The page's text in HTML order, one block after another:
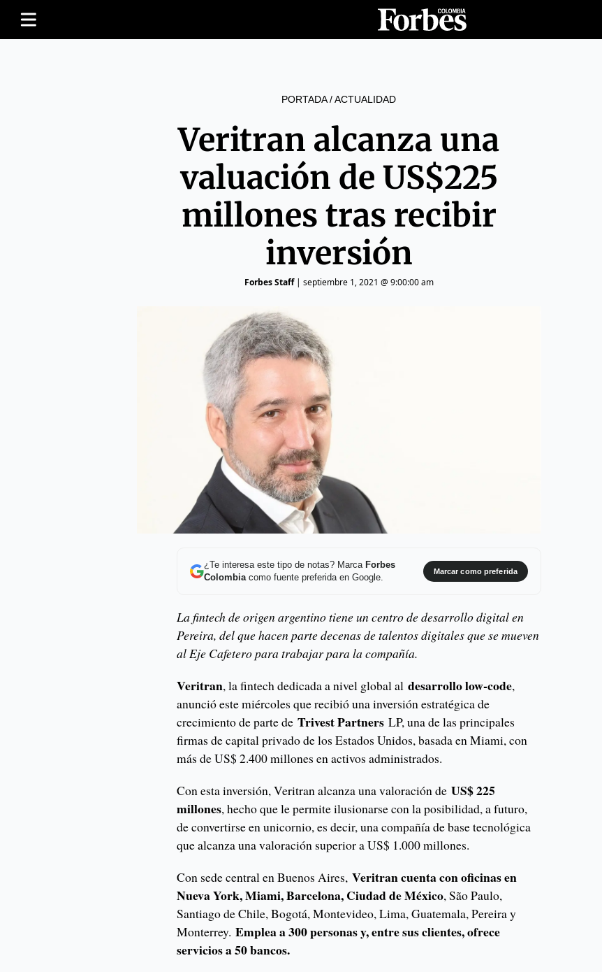
PORTADA/ACTUALIDAD
Veritran alcanza una
valuación de US$225
millones tras recibir
inversión
Forbes Staff| septiembre 1, 2021 @ 9:00:00 am
¿Te interesa este tipo de notas? Marca Forbes
Colombiacomo fuente preferida en Google.
Marcar como preferida
La fintech de origen argentino tiene un centro de desarrollo digital en
Pereira, del que hacen parte decenas de talentos digitales que se mueven
al Eje Cafetero para trabajar para la compañía.
Veritran, la fintech dedicada a nivel global aldesarrollo low-code,
anunció este miércoles que recibió una inversión estratégica de
crecimiento de parte deTrivest Partners LP, una de las principales
firmas de capital privado de los Estados Unidos, basada en Miami, con
más de US$ 2.400 millones en activos administrados.
Con esta inversión, Veritran alcanza una valoración deUS$ 225
millones, hecho que le permite ilusionarse con la posibilidad, a futuro,
de convertirse en unicornio, es decir, una compañía de base tecnológica
que alcanza una valoración superior a US$ 1.000 millones.
Con sede central en Buenos Aires,Veritran cuenta con oficinas en
Nueva York, Miami, Barcelona, Ciudad de México, São Paulo,
Santiago de Chile, Bogotá, Montevideo, Lima, Guatemala, Pereira y
Monterrey.Emplea a 300 personas y, entre sus clientes, ofrece
servicios a 50 bancos.